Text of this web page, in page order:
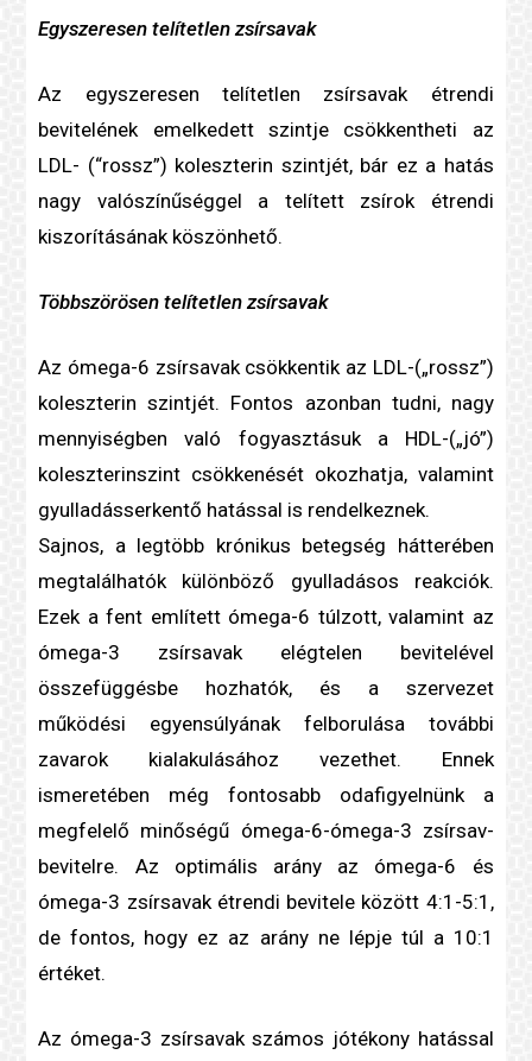
Egyszeresentelítetlen zsírsavak
Az egyszeresen telítetlen zsírsavak étrendi
bevitelének emelkedett szintje csökkentheti az
LDL- (“rossz”) koleszterin szintjét, bár ez a hatás
nagy valószínűséggel a telített zsírok étrendi
kiszorításának köszönhető.
Többszörösentelítetlen zsírsavak
Az ómega-6 zsírsavak csökkentik az LDL-(„rossz”)
koleszterin szintjét. Fontos azonban tudni, nagy
mennyiségben való fogyasztásuk a HDL-(„jó”)
koleszterinszint csökkenését okozhatja, valamint
gyulladásserkentő hatással is rendelkeznek.
Sajnos, a legtöbb krónikus betegség hátterében
megtalálhatók különböző gyulladásos reakciók.
Ezek a fent említett ómega-6 túlzott, valamint az
ómega-3 zsírsavak elégtelen bevitelével
összefüggésbe hozhatók, és a szervezet
működési egyensúlyának felborulása további
zavarok kialakulásához vezethet. Ennek
ismeretében még fontosabb odafigyelnünk a
megfelelő minőségű ómega-6-ómega-3 zsírsav-
bevitelre. Az optimális arány az ómega-6 és
ómega-3 zsírsavak étrendi bevitele között 4:1-5:1,
de fontos, hogy ez az arány ne lépje túl a 10:1
értéket.
Az ómega-3 zsírsavak számos jótékony hatással